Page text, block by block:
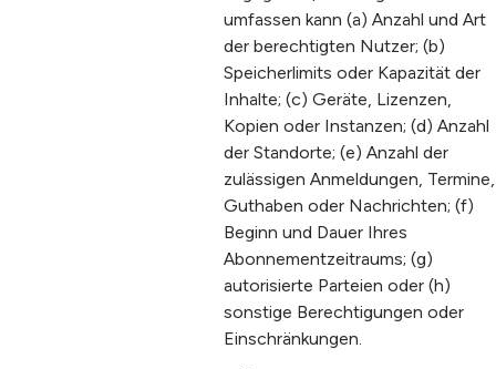
umfassen kann (a) Anzahl und Art
der berechtigten Nutzer; (b)
Speicherlimits oder Kapazität der
Inhalte; (c) Geräte, Lizenzen,
Kopien oder Instanzen; (d) Anzahl
der Standorte; (e) Anzahl der
zulässigen Anmeldungen, Termine,
Guthaben oder Nachrichten; (f)
Beginn und Dauer Ihres
Abonnementzeitraums; (g)
autorisierte Parteien oder (h)
sonstige Berechtigungen oder
Einschränkungen.